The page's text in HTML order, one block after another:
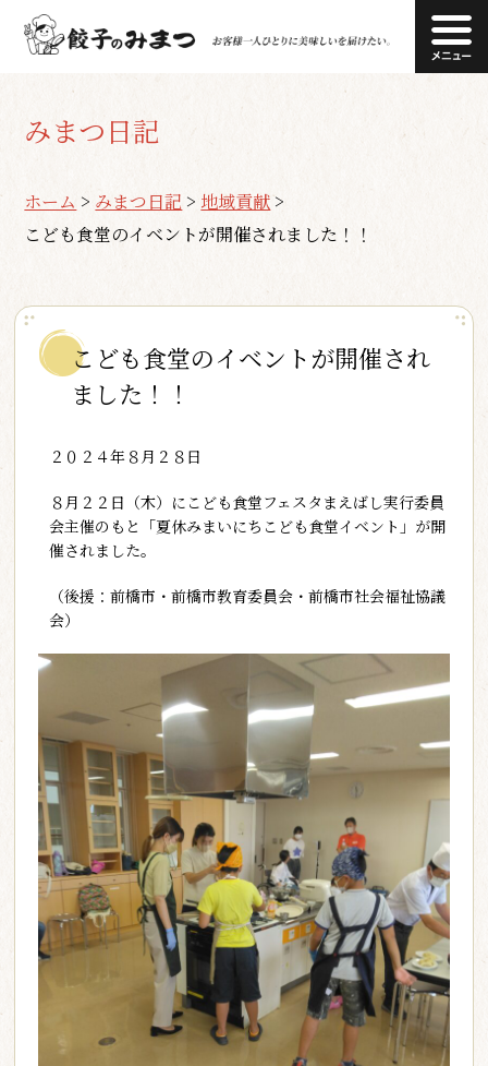
みまつ日記
ホーム > みまつ日記 > 地域貢献>
こども食堂のイベントが開催されました！！
こども食堂のイベントが開催され
ました！！
２０２４年８月２８日
８月２２日（木）にこども食堂フェスタまえばし実行委員
会主催のもと「夏休みまいにちこども食堂イベント」が開
催されました。
（後援：前橋市・前橋市教育委員会・前橋市社会福祉協議
会）